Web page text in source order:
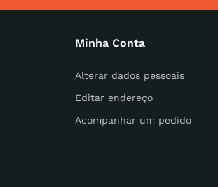
Minha Conta
Alterar dados pessoais
Editar endereço
Acompanhar um pedido